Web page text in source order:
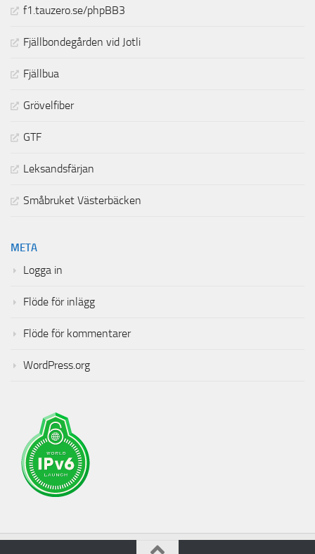
f1.tauzero.se/phpBB3
Fjällbondegården vid Jotli
Fjällbua
Grövelfiber
GTF
Leksandsfärjan
Småbruket Västerbäcken
META
Logga in
Flöde för inlägg
Flöde för kommentarer
WordPress.org